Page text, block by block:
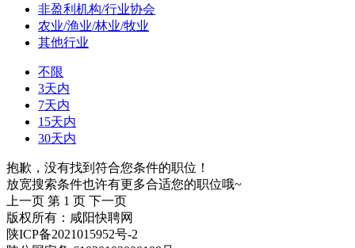
非盈利机构/行业协会
农业/渔业/林业/牧业
其他行业
不限
3天内
7天内
15天内
30天内
抱歉，没有找到符合您条件的职位！
放宽搜索条件也许有更多合适您的职位哦~
上一页 第 1 页 下一页
版权所有：咸阳快聘网
陕ICP备2021015952号-2